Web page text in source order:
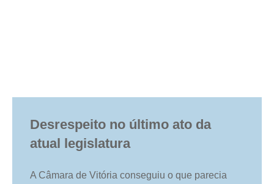
Desrespeito no último ato da
atual legislatura
A Câmara de Vitória conseguiu o que parecia